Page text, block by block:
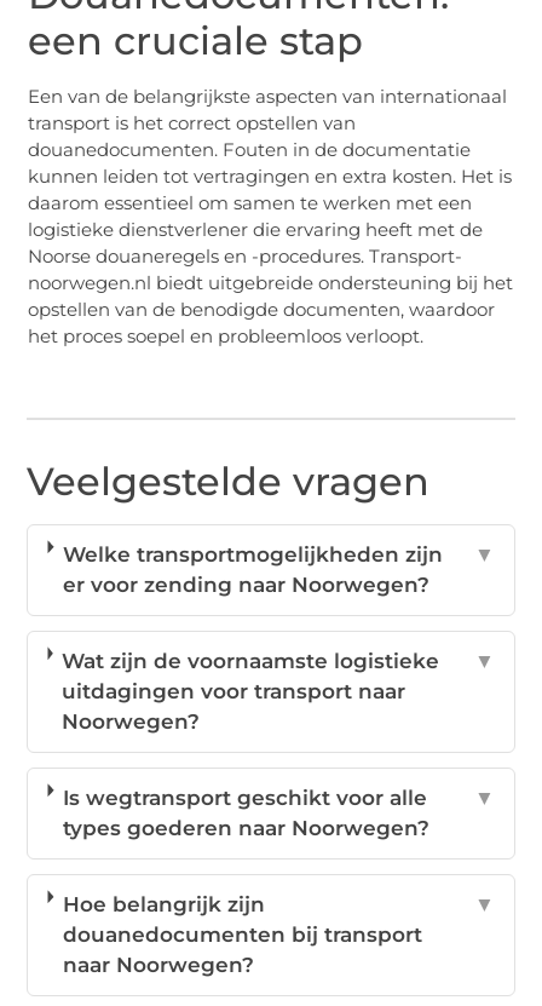
een cruciale stap
Een van de belangrijkste aspecten van internationaal
transport is het correct opstellen van
douanedocumenten. Fouten in de documentatie
kunnen leiden tot vertragingen en extra kosten. Het is
daarom essentieel om samen te werken met een
logistieke dienstverlener die ervaring heeft met de
Noorse douaneregels en -procedures. Transport-
noorwegen.nl biedt uitgebreide ondersteuning bij het
opstellen van de benodigde documenten, waardoor
het proces soepel en probleemloos verloopt.
Veelgestelde vragen
Welke transportmogelijkheden zijn
er voor zending naar Noorwegen?
▼
Wat zijn de voornaamste logistieke
uitdagingen voor transport naar
Noorwegen?
▼
Is wegtransport geschikt voor alle
types goederen naar Noorwegen?
▼
Hoe belangrijk zijn
douanedocumenten bij transport
naar Noorwegen?
▼